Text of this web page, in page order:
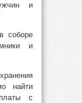
и
соборе
и
найти
с